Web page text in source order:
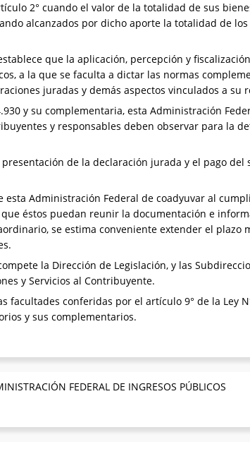
2° cuando el valor de la totalidad de sus bienes
alcanzados por dicho aporte la totalidad de
que la aplicación, percepción y
a la que se faculta a dictar las normas
juradas y demás aspectos vinculados a su
y su complementaria, esta Administración
y responsables deben observar para la
de la declaración jurada y el pago
Administración Federal de coadyuvar al
éstos puedan reunir la documentación e
se estima conveniente extender el plazo
la Dirección de Legislación, y las
y Servicios al Contribuyente.
facultades conferidas por el artículo 9° de la Ley
y sus complementarios.
FEDERAL DE INGRESOS PÚBLICOS